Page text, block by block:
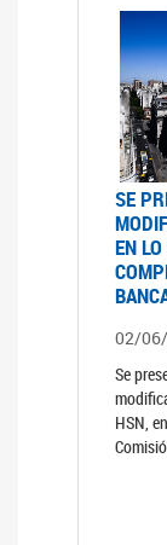
SE
EN
02/
Se
HSN,